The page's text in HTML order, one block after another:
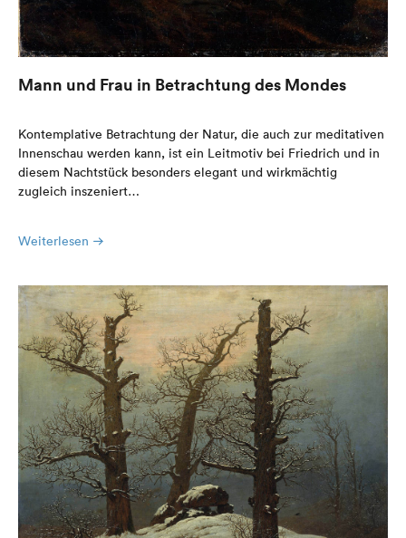
Mann und Frau in Betrachtung des Mondes
Kontemplative Betrachtung der Natur, die auch zur meditativen
Innenschau werden kann, ist ein Leitmotiv bei Friedrich und in
diesem Nachtstück besonders elegant und wirkmächtig
zugleich inszeniert…
Weiterlesen